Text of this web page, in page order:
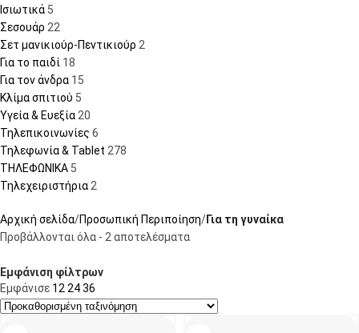
Ισιωτικά 5
Σεσουάρ 22
Σετ μανικιούρ-Πεντικιούρ 2
Για το παιδί 18
Για τον άνδρα 15
Κλίμα σπιτιού 5
Υγεία & Ευεξία20
Τηλεπικοινωνίες 6
Τηλεφωνία & Tablet 278
ΤΗΛΕΦΩΝΙΚΑ 5
Τηλεχειριστήρια2
Αρχική σελίδα Προσωπική Περιποίηση
Για τη γυναίκα
Προβάλλονται όλα - 2 αποτελέσματα
Εμφάνιση φίλτρων
Εμφάνισε 122436